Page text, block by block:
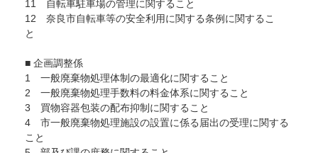
11 自転車駐車場の管理に関すること
12 奈良市自転車等の安全利用に関する条例に関するこ
と
■ 企画調整係
1 一般廃棄物処理体制の最適化に関すること
2 一般廃棄物処理手数料の料金体系に関すること
3 買物容器包装の配布抑制に関すること
4 市一般廃棄物処理施設の設置に係る届出の受理に関する
こと